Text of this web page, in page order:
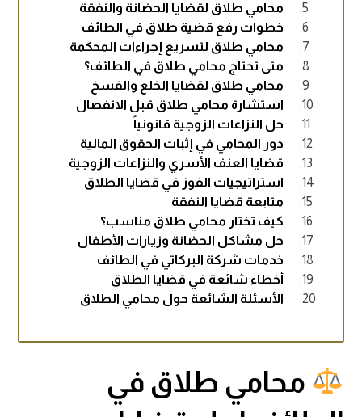
محامي طلاق لقضايا الحضانة والنفقة
خطوات رفع قضية طلاق في الطائف
محامي طلاق لتسريع إجراءات المحكمة
متى تحتاج محامي طلاق في الطائف؟
محامي طلاق لقضايا الخلع والفسخ
استشارة محامي طلاق قبل الانفصال
حل النزاعات الزوجية قانونياً
دور المحامي في إثبات الحقوق المالية
قضايا العنف الأسري والنزاعات الزوجية
استراتيجيات الفوز في قضايا الطلاق
متابعة قضايا النفقة
كيف تختار محامي طلاق مناسب؟
حل مشاكل الحضانة وزيارات الأطفال
خدمات شركة البركاتي في الطائف
أخطاء شائعة في قضايا الطلاق
الأسئلة الشائعة حول محامي الطلاق
محامي طلاق في